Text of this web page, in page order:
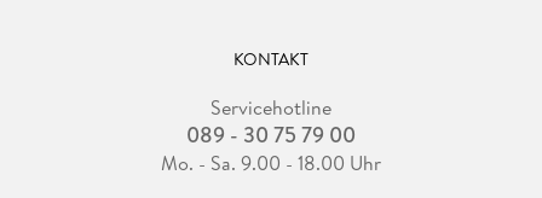
KONTAKT
Servicehotline
089 - 30 75 79 00
Mo. - Sa. 9.00 - 18.00 Uhr